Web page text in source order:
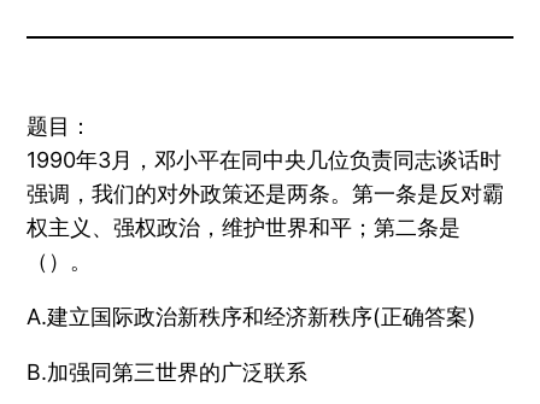
题目：
1990年3月，邓小平在同中央几位负责同志谈话时
强调，我们的对外政策还是两条。第一条是反对霸
权主义、强权政治，维护世界和平；第二条是
（）。
A.建立国际政治新秩序和经济新秩序(正确答案)
B.加强同第三世界的广泛联系